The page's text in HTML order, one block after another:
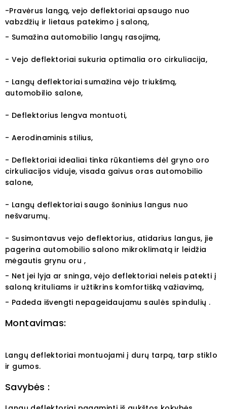
-Pravėrus langą, vejo deflektoriai apsaugo nuo
vabzdžių ir lietaus patekimo į saloną,
- Sumažina automobilio langų rasojimą,
- Vejo deflektoriai sukuria optimalia oro cirkuliacija,
- Langų deflektoriai sumažina vėjo triukšmą,
automobilio salone,
- Deflektorius lengva montuoti,
- Aerodinaminis stilius,
- Deflektoriai idealiai tinka rūkantiems dėl gryno oro
cirkuliacijos viduje, visada gaivus oras automobilio
salone,
- Langų deflektoriai saugo šoninius langus nuo
nešvarumų.
- Susimontavus vejo deflektorius, atidarius langus, jie
pagerina automobilio salono mikroklimatą ir leidžia
mėgautis grynu oru ,
- Net jei lyja ar sninga, vėjo deflektoriai neleis patekti į
saloną krituliams ir užtikrins komfortišką važiavimą,
- Padeda išvengti nepageidaujamu saulės spindulių .
Montavimas:
Langų deflektoriai montuojami į durų tarpą, tarp stiklo
ir gumos.
Savybės :